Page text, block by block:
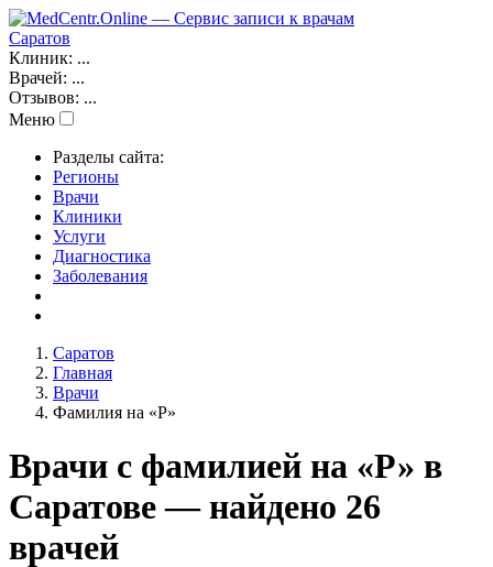
Саратов
Клиник: ...
Врачей: ...
Отзывов: ...
Меню
Разделы сайта:
Регионы
Врачи
Клиники
Услуги
Диагностика
Заболевания
Саратов
Главная
Врачи
Фамилия на «Р»
Врачи с фамилией на «Р» в
Саратове — найдено 26
врачей